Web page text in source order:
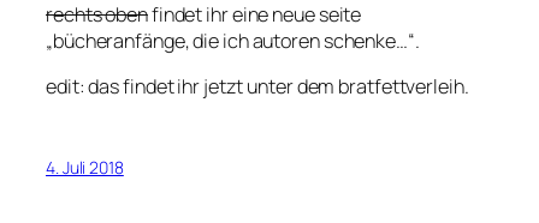
rechts obenfindet ihr eine neue seite
„bücheranfänge, die ich autoren schenke…“.
edit: das findet ihr jetzt unter dem bratfettverleih.
4. Juli 2018